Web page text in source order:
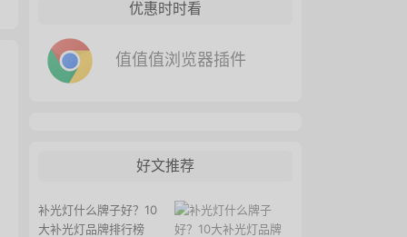
优惠时时看
值值值浏览器插件
好文推荐
补光灯什么牌子好？10
大补光灯品牌排行榜